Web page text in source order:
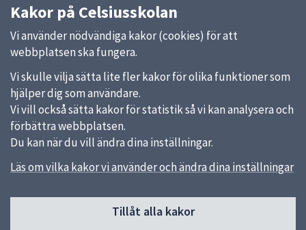
Kakor på Celsiusskolan
Vi använder nödvändiga kakor (cookies) för att
webbplatsen ska fungera.
Vi skulle vilja sätta lite fler kakor för olika funktioner som
hjälper dig som användare.
Vi vill också sätta kakor för statistik så vi kan analysera och
förbättra webbplatsen.
Du kan när du vill ändra dina inställningar.
Läs om vilka kakor vi använder och ändra dina inställningar
Tillåt alla kakor